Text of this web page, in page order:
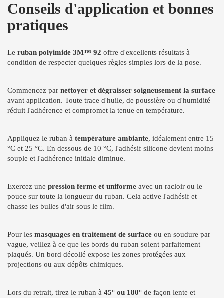
Conseils d'application et bonnes
pratiques
Le ruban polyimide 3M™ 92 offre d'excellents résultats à
condition de respecter quelques règles simples lors de la pose.
Commencez par nettoyer et dégraisser soigneusement la surface
avant application. Toute trace d'huile, de poussière ou d'humidité
réduit l'adhérence et compromet la tenue en température.
Appliquez le ruban à température ambiante, idéalement entre 15
°C et 25 °C. En dessous de 10 °C, l'adhésif silicone devient moins
souple et l'adhérence initiale diminue.
Exercez une pression ferme et uniforme avec un racloir ou le
pouce sur toute la longueur du ruban. Cela active l'adhésif et
chasse les bulles d'air sous le film.
Pour les masquages en traitement de surface ou en soudure par
vague, veillez à ce que les bords du ruban soient parfaitement
plaqués. Un bord décollé expose les zones protégées aux
projections ou aux dépôts chimiques.
Lors du retrait, tirez le ruban à 45° ou 180° de façon lente et